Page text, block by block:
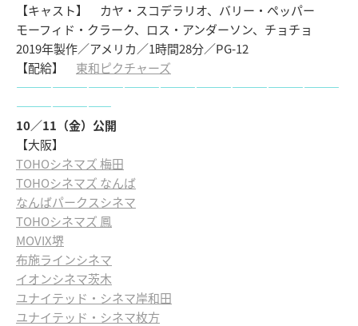
【キャスト】 カヤ・スコデラリオ、バリー・ペッパー
モーフィド・クラーク、ロス・アンダーソン、チョチョ
2019年製作／アメリカ／1時間28分／PG-12
【配給】 東和ピクチャーズ
―――――――――――――――――――――――――――
――――――――
10／11（金）公開
【大阪】
TOHOシネマズ 梅田
TOHOシネマズ なんば
なんばパークスシネマ
TOHOシネマズ 鳳
MOVIX堺
布施ラインシネマ
イオンシネマ茨木
ユナイテッド・シネマ岸和田
ユナイテッド・シネマ枚方